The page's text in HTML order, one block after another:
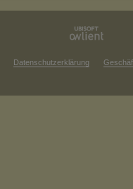
Datenschutzerklärung